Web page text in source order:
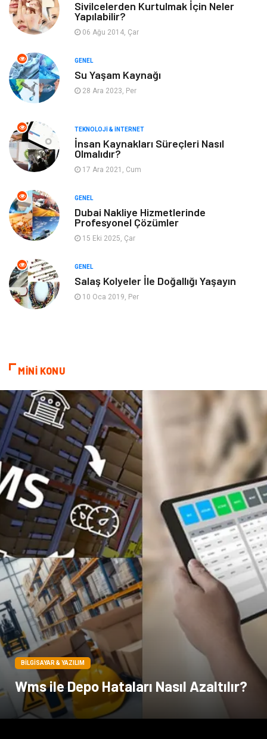
Giyim
Keyif & Hobi Organizasyon
Gayrimenkul Spor
Finans& Ekonomi Anne & Çocuk
Genel Kültür
Ev İşleri
Mobilya
Astroloji
Çadır Yazı Tahtaları
Pet Malzemeleri
Sivilcelerden Kurtulmak İçin Neler
Yapılabilir?
06 Ağu 2014, Çar
GENEL
Su Yaşam Kaynağı
28 Ara 2023, Per
TEKNOLOJI & İNTERNET
İnsan Kaynakları Süreçleri Nasıl
Olmalıdır?
17 Ara 2021, Cum
GENEL
Dubai Nakliye Hizmetlerinde
Profesyonel Çözümler
15 Eki 2025, Çar
GENEL
Salaş Kolyeler İle Doğallığı Yaşayın
10 Oca 2019, Per
MİNİ KONU
BILGISAYAR & YAZILIM
Wms ile Depo Hataları Nasıl Azaltılır?